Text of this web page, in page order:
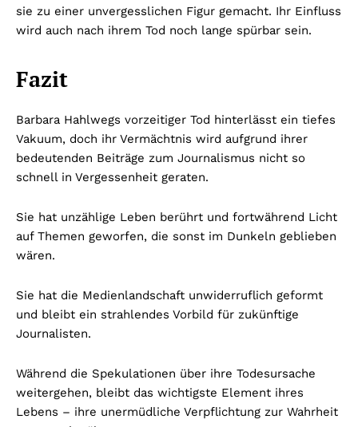
sie zu einer unvergesslichen Figur gemacht. Ihr Einfluss
wird auch nach ihrem Tod noch lange spürbar sein.
Fazit
Barbara Hahlwegs vorzeitiger Tod hinterlässt ein tiefes
Vakuum, doch ihr Vermächtnis wird aufgrund ihrer
bedeutenden Beiträge zum Journalismus nicht so
schnell in Vergessenheit geraten.
Sie hat unzählige Leben berührt und fortwährend Licht
auf Themen geworfen, die sonst im Dunkeln geblieben
wären.
Sie hat die Medienlandschaft unwiderruflich geformt
und bleibt ein strahlendes Vorbild für zukünftige
Journalisten.
Während die Spekulationen über ihre Todesursache
weitergehen, bleibt das wichtigste Element ihres
Lebens – ihre unermüdliche Verpflichtung zur Wahrheit